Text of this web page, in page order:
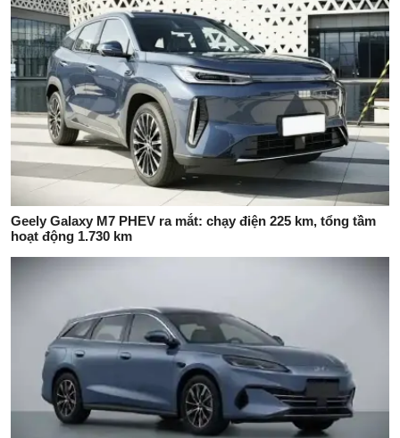
Geely Galaxy M7 PHEV ra mắt: chạy điện 225 km, tổng tầm
hoạt động 1.730 km